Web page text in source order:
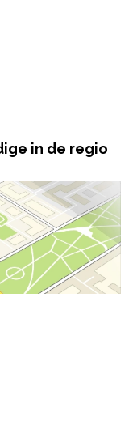
in de regio